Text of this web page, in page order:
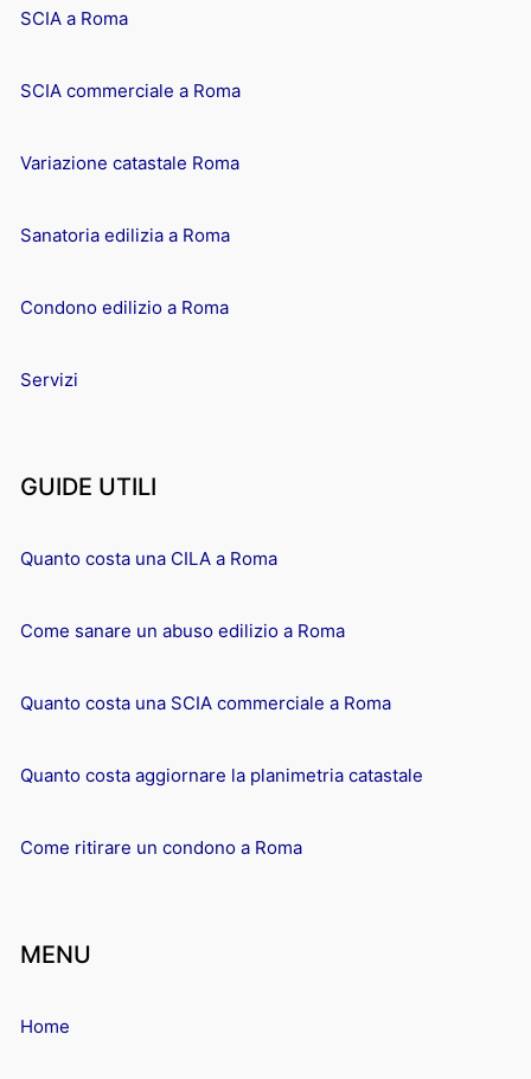
SCIA a Roma
SCIA commerciale a Roma
Variazione catastale Roma
Sanatoria edilizia a Roma
Condono edilizio a Roma
Servizi
GUIDE UTILI
Quanto costa una CILA a Roma
Come sanare un abuso edilizio a Roma
Quanto costa una SCIA commerciale a Roma
Quanto costa aggiornare la planimetria catastale
Come ritirare un condono a Roma
MENU
Home